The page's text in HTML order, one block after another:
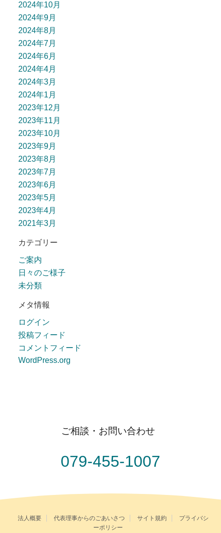
2024年10月
2024年9月
2024年8月
2024年7月
2024年6月
2024年4月
2024年3月
2024年1月
2023年12月
2023年11月
2023年10月
2023年9月
2023年8月
2023年7月
2023年6月
2023年5月
2023年4月
2021年3月
カテゴリー
ご案内
日々のご様子
未分類
メタ情報
ログイン
投稿フィード
コメントフィード
WordPress.org
ご相談・お問い合わせ
079-455-1007
法人概要 代表理事からのごあいさつ サイト規約
プライバシ
ーポリシー